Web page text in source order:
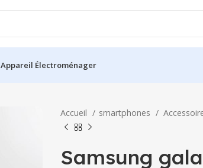
Appareil Électroménager
Accueil smartphones
Samsung